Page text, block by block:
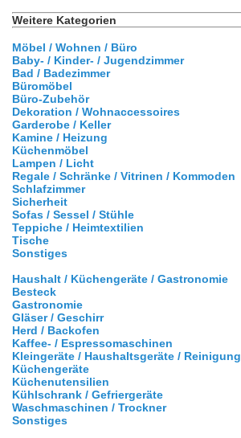
Weitere Kategorien
Möbel / Wohnen / Büro
Baby- / Kinder- / Jugendzimmer
Bad / Badezimmer
Büromöbel
Büro-Zubehör
Dekoration / Wohnaccessoires
Garderobe / Keller
Kamine / Heizung
Küchenmöbel
Lampen / Licht
Regale / Schränke / Vitrinen / Kommoden
Schlafzimmer
Sicherheit
Sofas / Sessel / Stühle
Teppiche / Heimtextilien
Tische
Sonstiges
Haushalt / Küchengeräte / Gastronomie
Besteck
Gastronomie
Gläser / Geschirr
Herd / Backofen
Kaffee- / Espressomaschinen
Kleingeräte / Haushaltsgeräte / Reinigung
Küchengeräte
Küchenutensilien
Kühlschrank / Gefriergeräte
Waschmaschinen / Trockner
Sonstiges